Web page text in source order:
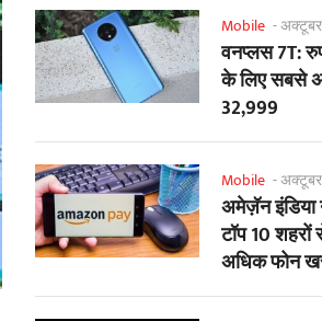
Mobile -
वनप्लस 7T:
के लिए सबसे
32,999
Mobile -
अमेज़ॅन इंडिया
टॉप 10
अधिक फोन